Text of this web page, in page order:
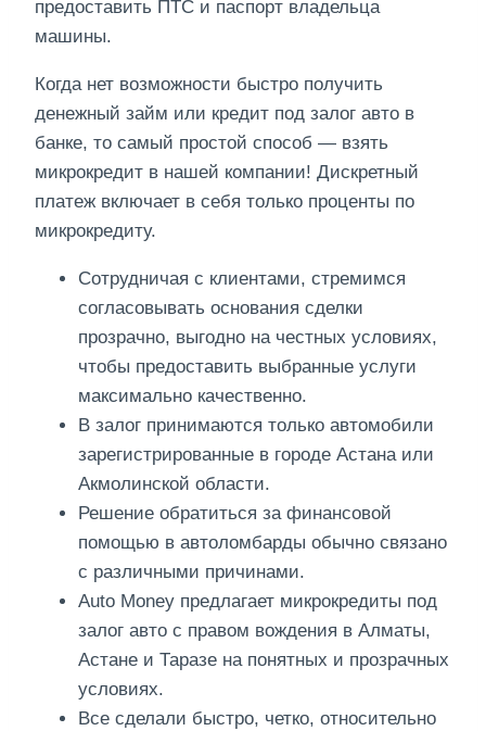
предоставить ПТС и паспорт владельца
машины.
Когда нет возможности быстро получить
денежный займ или кредит под залог авто в
банке, то самый простой способ — взять
микрокредит в нашей компании! Дискретный
платеж включает в себя только проценты по
микрокредиту.
Сотрудничая с клиентами, стремимся
согласовывать основания сделки
прозрачно, выгодно на честных условиях,
чтобы предоставить выбранные услуги
максимально качественно.
В залог принимаются только автомобили
зарегистрированные в городе Астана или
Акмолинской области.
Решение обратиться за финансовой
помощью в автоломбарды обычно связано
с различными причинами.
Auto Money предлагает микрокредиты под
залог авто с правом вождения в Алматы,
Астане и Таразе на понятных и прозрачных
условиях.
Все сделали быстро, четко, относительно